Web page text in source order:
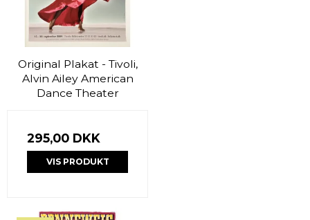
Original Plakat - Tivoli,
Alvin Ailey American
Dance Theater
295,00 DKK
VIS PRODUKT